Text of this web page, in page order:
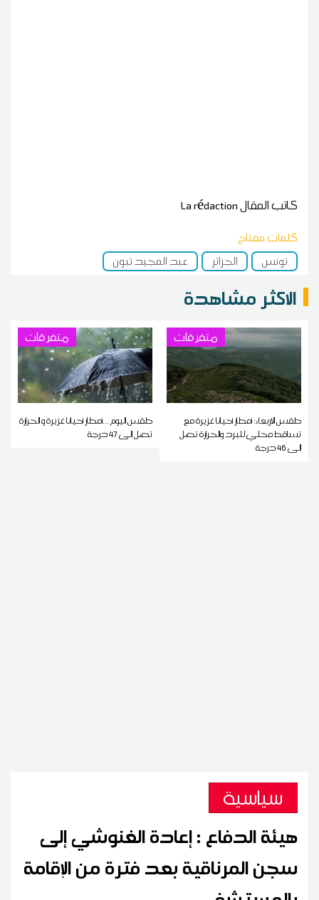
كاتب المقالLa rédaction
كلمات مفتاح
تونس
الجزائر عبد المجيد تبون
الاكثر مشاهدة
متفرقات
طقس الاربعاء: أمطار أحيانا غزيرة مع
تساقط محلي للبرد والحرارة تصل
إلى 46 درجة
متفرقات
طقس اليوم ...أمطار أحيانا غزيرة و الحرارة
تصل إلى 47 درجة
سياسية
هيئة الدفاع : إعادة الغنوشي إلى
سجن المرناقية بعد فترة من الإقامة